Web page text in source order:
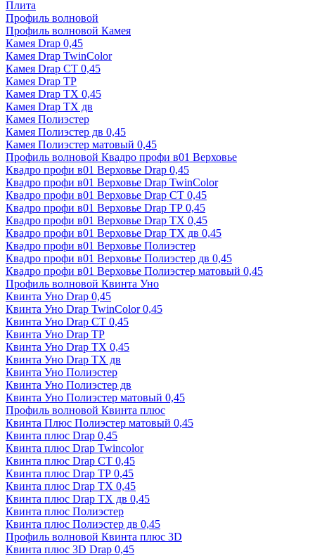
Плита
Профиль волновой
Профиль волновой Камея
Камея Drap 0,45
Камея Drap TwinColor
Камея Drap СТ 0,45
Камея Drap ТР
Камея Drap ТХ 0,45
Камея Drap ТХ дв
Камея Полиэстер
Камея Полиэстер дв 0,45
Камея Полиэстер матовый 0,45
Профиль волновой Квадро профи в01 Верховье
Квадро профи в01 Верховье Drap 0,45
Квадро профи в01 Верховье Drap TwinColor
Квадро профи в01 Верховье Drap СТ 0,45
Квадро профи в01 Верховье Drap ТР 0,45
Квадро профи в01 Верховье Drap ТХ 0,45
Квадро профи в01 Верховье Drap ТХ дв 0,45
Квадро профи в01 Верховье Полиэстер
Квадро профи в01 Верховье Полиэстер дв 0,45
Квадро профи в01 Верховье Полиэстер матовый 0,45
Профиль волновой Квинта Уно
Квинта Уно Drap 0,45
Квинта Уно Drap TwinColor 0,45
Квинта Уно Drap СТ 0,45
Квинта Уно Drap ТР
Квинта Уно Drap ТХ 0,45
Квинта Уно Drap ТХ дв
Квинта Уно Полиэстер
Квинта Уно Полиэстер дв
Квинта Уно Полиэстер матовый 0,45
Профиль волновой Квинта плюс
Квинта Плюс Полиэстер матовый 0,45
Квинта плюс Drap 0,45
Квинта плюс Drap Twincolor
Квинта плюс Drap СТ 0,45
Квинта плюс Drap ТР 0,45
Квинта плюс Drap ТХ 0,45
Квинта плюс Drap ТХ дв 0,45
Квинта плюс Полиэстер
Квинта плюс Полиэстер дв 0,45
Профиль волновой Квинта плюс 3D
Квинта плюс 3D Drap 0,45